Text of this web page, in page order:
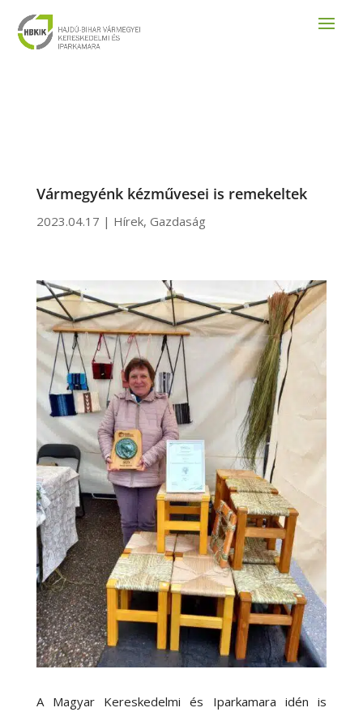
Vármegyénk kézművesei is remekeltek
2023.04.17 | Hírek, Gazdaság
A Magyar Kereskedelmi és Iparkamara idén is